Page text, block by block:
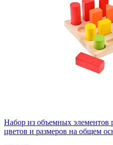
Набор из объемных
цветов и размеров на общем